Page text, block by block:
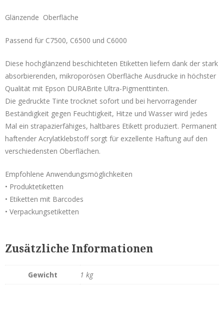
Etiketten Seiko Instruments
Support & Reparatur
Smart Label Software
Rollen für kleine Drucker
Original Seiko Etiketten
Nachbau für Seiko
Original Dymo
Original Brother
Rollen nach Kern-Durchmesser
Thermoetiketten 19 mm Kern
Glänzende Oberfläche
Passend für C7500, C6500 und C6000
Diese hochglänzend beschichteten Etiketten liefern dank der stark
absorbierenden, mikroporösen Oberfläche Ausdrucke in höchster
Qualität mit Epson DURABrite Ultra-Pigmenttinten.
Die gedruckte Tinte trocknet sofort und bei hervorragender
Beständigkeit gegen Feuchtigkeit, Hitze und Wasser wird jedes
Mal ein strapazierfähiges, haltbares Etikett produziert. Permanent
haftender Acrylatklebstoff sorgt für exzellente Haftung auf den
verschiedensten Oberflächen.
Empfohlene Anwendungsmöglichkeiten
• Produktetiketten
• Etiketten mit Barcodes
• Verpackungsetiketten
Zusätzliche Informationen
Gewicht 1 kg